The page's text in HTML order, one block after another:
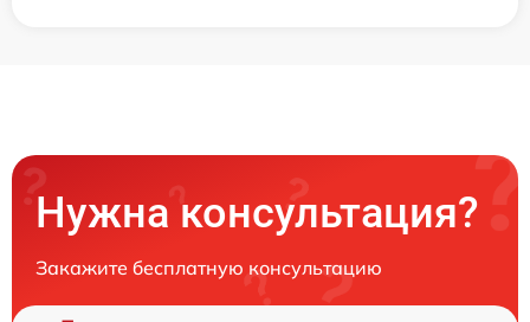
Нужна консультация?
Закажите бесплатную консультацию